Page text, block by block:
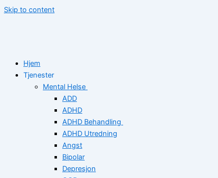
Skip to content
Hjem
Tjenester
Mental Helse
ADD
ADHD
ADHD Behandling
ADHD Utredning
Angst
Bipolar
Depresjon